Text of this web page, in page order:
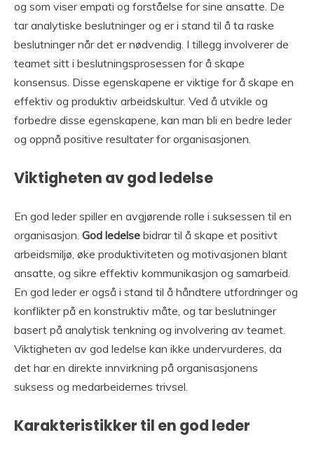
og som viser empati og forståelse for sine ansatte. De
tar analytiske beslutninger og er i stand til å ta raske
beslutninger når det er nødvendig. I tillegg involverer de
teamet sitt i beslutningsprosessen for å skape
konsensus. Disse egenskapene er viktige for å skape en
effektiv og produktiv arbeidskultur. Ved å utvikle og
forbedre disse egenskapene, kan man bli en bedre leder
og oppnå positive resultater for organisasjonen.
Viktigheten av god ledelse
En god leder spiller en avgjørende rolle i suksessen til en
organisasjon. God ledelse bidrar til å skape et positivt
arbeidsmiljø, øke produktiviteten og motivasjonen blant
ansatte, og sikre effektiv kommunikasjon og samarbeid.
En god leder er også i stand til å håndtere utfordringer og
konflikter på en konstruktiv måte, og tar beslutninger
basert på analytisk tenkning og involvering av teamet.
Viktigheten av god ledelse kan ikke undervurderes, da
det har en direkte innvirkning på organisasjonens
suksess og medarbeidernes trivsel.
Karakteristikker til en god leder